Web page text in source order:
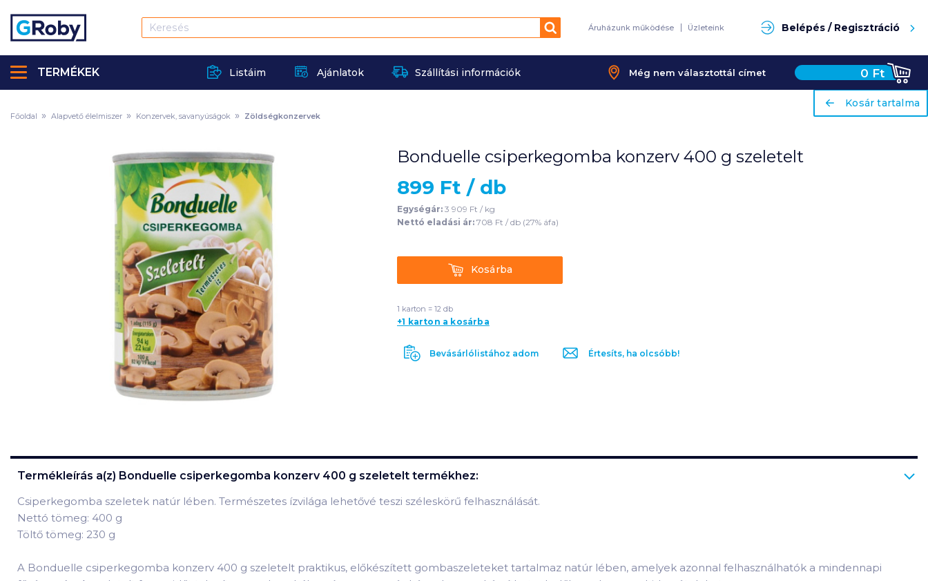
Keresés Áruházunk működése Üzleteink Belépés / Regisztráció
Listáim Ajánlatok Szállítási információk Még nem választottál címet 0 Ft
TERMÉKEK
ariaLabel
Kosár tartalma
Főoldal Alapvető élelmiszer Konzervek, savanyúságok Zöldségkonzervek
Bonduelle csiperkegomba konzerv 400 g szeletelt
899 Ft / db
Egységár: 3 909 Ft / kg
Nettó eladási ár: 708 Ft / db (27% áfa)
KosárbaKosárba
1 karton = 12 db
+1 karton a kosárba
Bevásárlólistához adom Értesíts, ha olcsóbb!
Termékleírás a(z) Bonduelle csiperkegomba konzerv 400 g szeletelt termékhez:
Csiperkegomba szeletek natúr lében. Természetes ízvilága lehetővé teszi széleskörű felhasználását.
Nettó tömeg: 400 g
Töltő tömeg: 230 g
A Bonduelle csiperkegomba konzerv 400 g szeletelt praktikus, előkészített gombaszeleteket tartalmaz natúr lében, amelyek azonnal felhasználhatók a mindennapi